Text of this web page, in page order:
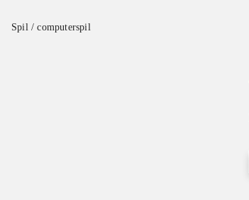
Spil / computerspil